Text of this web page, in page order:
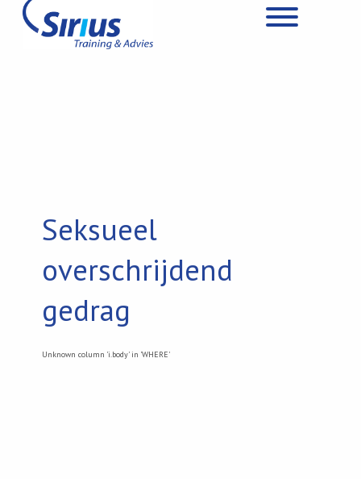
Seksueel
overschrijdend
gedrag
Unknown column 'i.body' in 'WHERE'